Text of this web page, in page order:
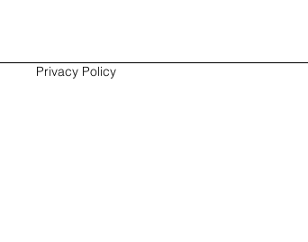
Privacy Policy